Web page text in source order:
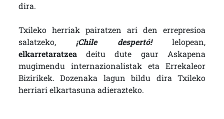
dira.
Txileko herriak pairatzen ari den errepresioa
salatzeko,¡Chile despertó!lelopean,
elkarretaratzeadeitu dute gaur Askapena
mugimendu internazionalistak eta Errekaleor
Bizirikek. Dozenaka lagun bildu dira Txileko
herriari elkartasuna adierazteko.